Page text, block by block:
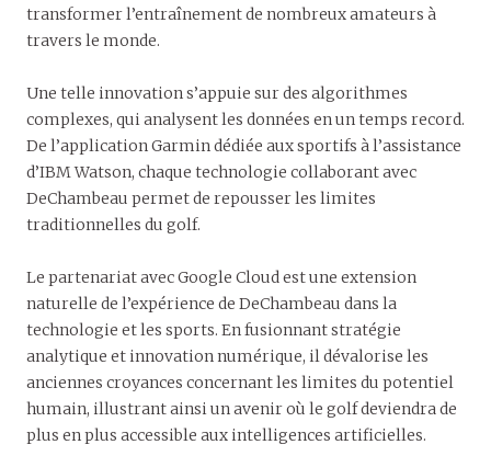
transformer l’entraînement de nombreux amateurs à
travers le monde.
Une telle innovation s’appuie sur des algorithmes
complexes, qui analysent les données en un temps record.
De l’application Garmin dédiée aux sportifs à l’assistance
d’IBM Watson, chaque technologie collaborant avec
DeChambeau permet de repousser les limites
traditionnelles du golf.
Le partenariat avec Google Cloud est une extension
naturelle de l’expérience de DeChambeau dans la
technologie et les sports. En fusionnant stratégie
analytique et innovation numérique, il dévalorise les
anciennes croyances concernant les limites du potentiel
humain, illustrant ainsi un avenir où le golf deviendra de
plus en plus accessible aux intelligences artificielles.